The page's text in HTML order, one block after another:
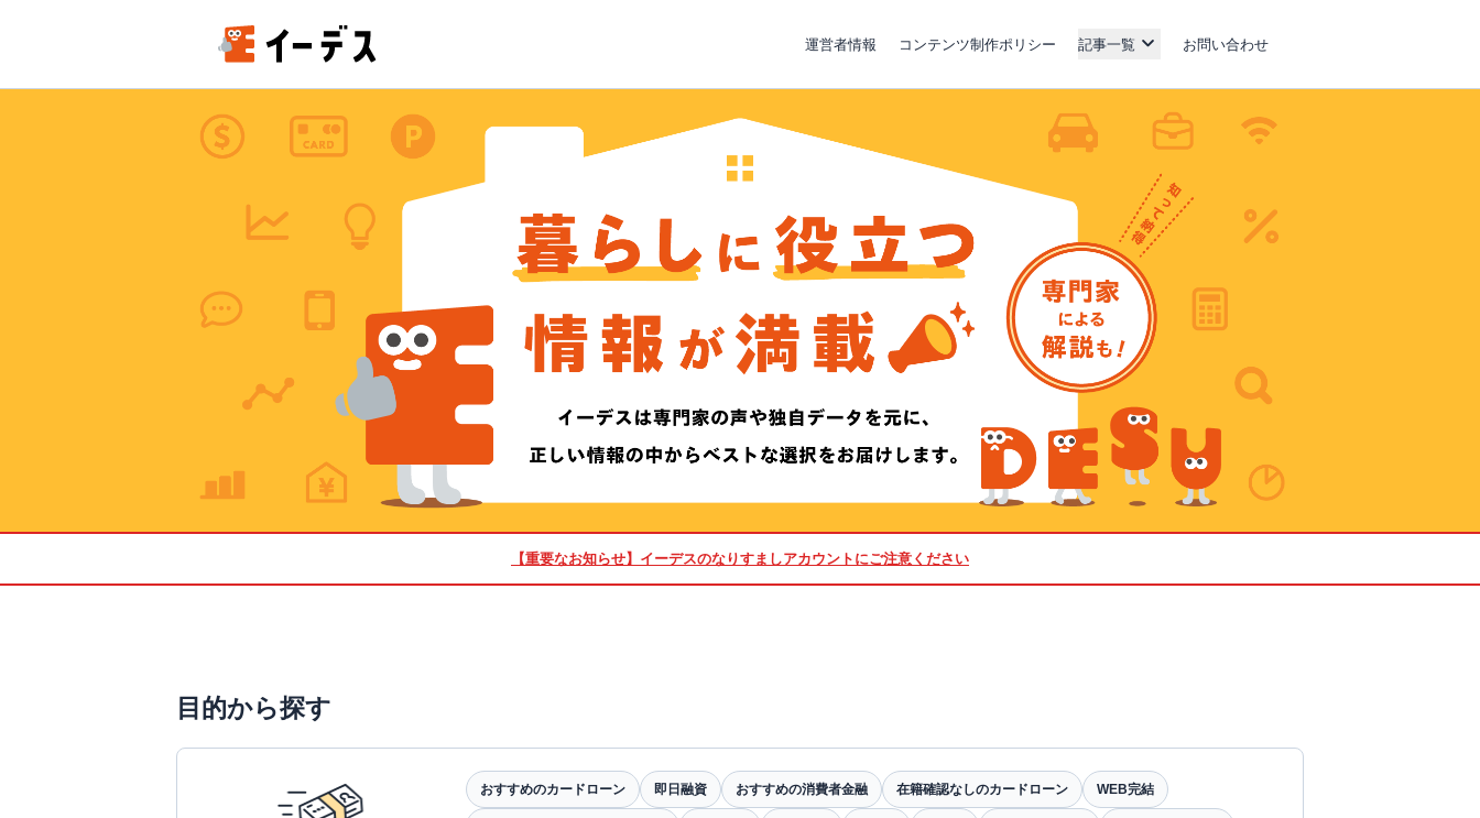
運営者情報 コンテンツ制作ポリシー 記事一覧 お問い合わせ
【重要なお知らせ】 イーデスのなりすましアカウントにご注意ください
目的から探す
おすすめのカードローン 即日融資 おすすめの消費者金融 在籍確認なしのカードローン WEB完結